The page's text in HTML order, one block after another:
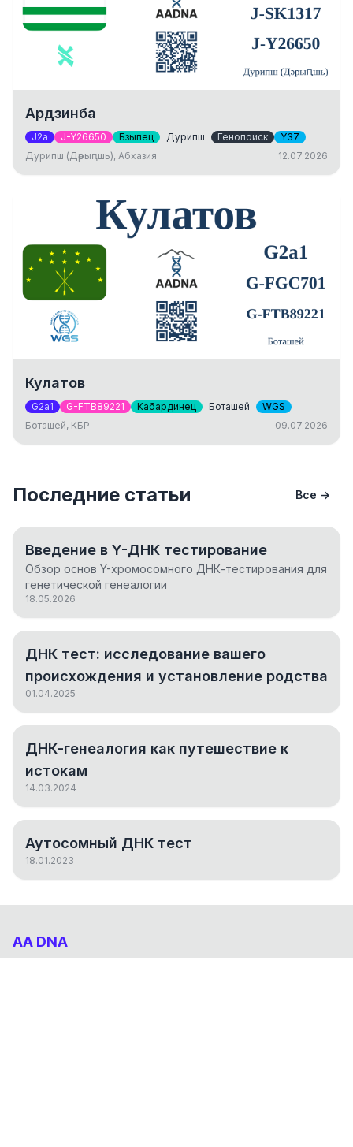
Ардзинба
J2a J-Y26650 Бзыпец Дурипш Генопоиск
Y37
Дурипш (Дәрыԥшь), Абхазия
12.07.2026
Кулатов
G2a1 G-FTB89221 Кабардинец Боташей
WGS
Боташей, КБР
09.07.2026
Последние статьи Все →
Введение в Y-ДНК тестирование
Обзор основ Y-хромосомного ДНК-тестирования для
генетической генеалогии
18.05.2026
ДНК тест: исследование вашего
происхождения и установление родства
01.04.2025
ДНК-генеалогия как путешествие к
истокам
14.03.2024
Аутосомный ДНК тест
18.01.2023
AA DNA